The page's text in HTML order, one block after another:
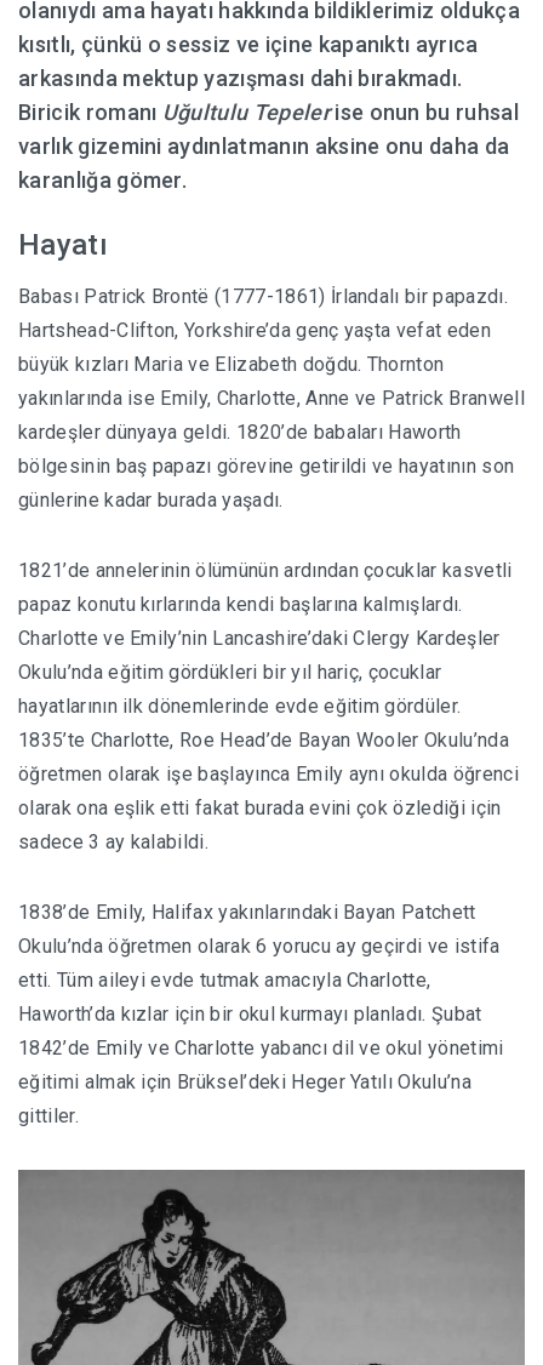
olanıydı ama hayatı hakkında bildiklerimiz oldukça
kısıtlı, çünkü o sessiz ve içine kapanıktı ayrıca
arkasında mektup yazışması dahi bırakmadı.
Biricik romanı Uğultulu Tepelerise onun bu ruhsal
varlık gizemini aydınlatmanın aksine onu daha da
karanlığa gömer.
Hayatı
Babası Patrick Brontë (1777-1861) İrlandalı bir papazdı.
Hartshead-Clifton, Yorkshire’da genç yaşta vefat eden
büyük kızları Maria ve Elizabeth doğdu. Thornton
yakınlarında ise Emily, Charlotte, Anne ve Patrick Branwell
kardeşler dünyaya geldi. 1820’de babaları Haworth
bölgesinin baş papazı görevine getirildi ve hayatının son
günlerine kadar burada yaşadı.
1821’de annelerinin ölümünün ardından çocuklar kasvetli
papaz konutu kırlarında kendi başlarına kalmışlardı.
Charlotte ve Emily’nin Lancashire’daki Clergy Kardeşler
Okulu’nda eğitim gördükleri bir yıl hariç, çocuklar
hayatlarının ilk dönemlerinde evde eğitim gördüler.
1835’te Charlotte, Roe Head’de Bayan Wooler Okulu’nda
öğretmen olarak işe başlayınca Emily aynı okulda öğrenci
olarak ona eşlik etti fakat burada evini çok özlediği için
sadece 3 ay kalabildi.
1838’de Emily, Halifax yakınlarındaki Bayan Patchett
Okulu’nda öğretmen olarak 6 yorucu ay geçirdi ve istifa
etti. Tüm aileyi evde tutmak amacıyla Charlotte,
Haworth’da kızlar için bir okul kurmayı planladı. Şubat
1842’de Emily ve Charlotte yabancı dil ve okul yönetimi
eğitimi almak için Brüksel’deki Heger Yatılı Okulu’na
gittiler.